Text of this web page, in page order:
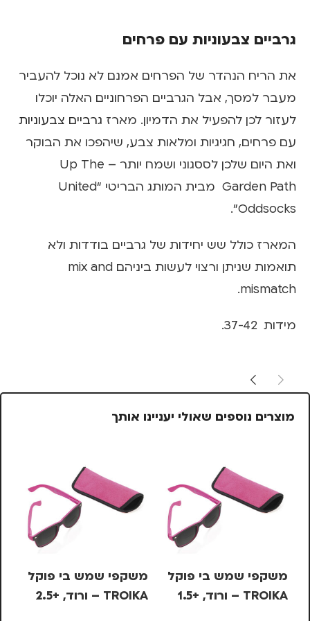
גרביים צבעוניות עם פרחים
את הריח הנהדר של הפרחים אמנם לא נוכל להעביר
מעבר למסך, אבל הגרביים הפרחוניים האלה יוכלו
לעזור לכן להפעיל את הדמיון. מארז גרביים צבעוניות
עם פרחים, חגיגיות ומלאות צבע, שיהפכו את הבוקר
ואת היום שלכן לססגוני ושמח יותר – Up The
Garden Path מבית המותג הבריטי “United
Oddsocks”.
המארז כולל שש יחידות של גרביים בודדות ולא
תואמות שניתן ורצוי לעשות ביניהם mix and
mismatch.
מידות 37-42.
מוצרים נוספים שאולי יעניינו אותך
משקפי שמש בי פוקל
TROIKA – ורוד, +1.5
משקפי שמש בי פוקל
TROIKA – ורוד, +2.5